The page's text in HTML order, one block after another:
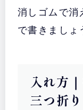
消しゴムで消
で書きましょ
入れ方
三つ折